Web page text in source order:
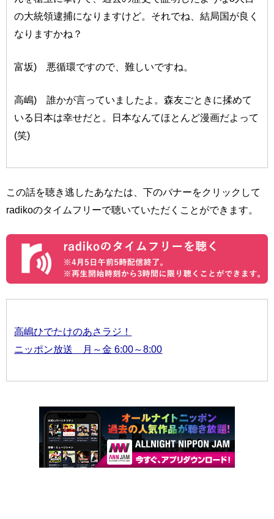
の大統領逮捕になりますけど。それでね、結局国が良く
なりますかね？
富坂) 悪循環ですので、難しいですね。
高嶋) 誰かが言っていましたよ。森友ごときに揉めて
いる日本は幸せだと。日本なんてほとんど漫画だよって
(笑)
この話を聴き逃したあなたは、下のバナーをクリックして
radikoのタイムフリーで聴いていただくことができます。
高嶋ひでたけのあさラジ！
ニッポン放送 月～金 6:00～8:00